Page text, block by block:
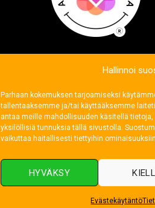
Hallinnoi
Parhaan kokemuksen tarjoamiseksi
tallentaaksemme ja/tai käyttääksemme
antaa meille mahdollisuuden käsitellä
yksilöllisiä tunnuksia tällä sivustolla.
vaikuttaa haitallisesti tiettyihin
HYVÄKSY
Evästekäytäntö